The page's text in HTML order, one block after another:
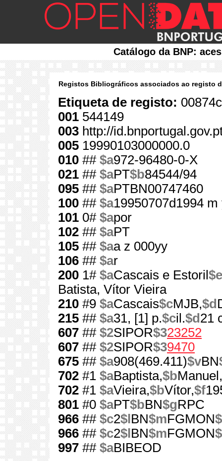
Catálogo da BNP:
Registos Bibliográficos associados ao registo
Etiqueta de registo:
001 544149
003 http://
005 19990103000000.0
010 ## $a972-96480-0-X
021 ## $aPT$b84544/94
095 ## $aPTBN00747460
100 ## $a19950707d1994
101 0# $apor
102 ## $aPT
105 ## $aa z 000yy
106 ## $ar
200 1# $aCascais e Estoril $e
Batista, Vítor Vieira
210 #9 $aCascais$cMJB,$d
215 ## $a31, [1] p.$cil.$d 21
607 ## $2SIPOR$323252
607 ## $2SIPOR$39470
675 ## $a908(469.411)$vBN
702 #1 $aBaptista,$bManuel,
702 #1 $aVieira,$bVítor,$f
801 #0 $aPT$bBN$gRPC
966 ## $c2$l BN$mFGMON
966 ## $c2$l BN$mFGMON
997 ## $aBIBEOD